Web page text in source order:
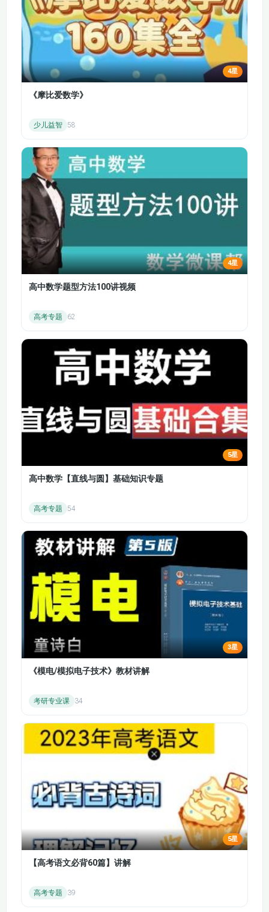
类（一）
类（一）
55·49.Agree or
Disagree题型
56·50.Disagree题型
57·51.G类写作书信
（一)(
58·52.G类写作书信
（二)(
61·55.大作文问题解
决类（一）
63·57.大作文问题解
决类（三）
64·58.大作文讨论类
（二）
65·59.大作文讨论类
（三）
（四）
67·61.大作文讨论类
（五）
68·62.大作文观点
69·63.大作文观点类
71·65.大作文观点类
（五）
72·66.大作文观点类
（六）
替换练习讲解找到同
替出答案
74·68.结课模考题2
76·70.考点词-同意替
77·71.匹配题问题整
讲解2
Heading题（一）
Heading题 (二)
Summary题逻辑关
系（一）
83·77.雅思阅读
Summary题逻辑关
系 (二)
84·78.雅思阅读之选
题（一）
87·81.雅思阅读填词
89·雅思听力词汇八
AvP
90·雅思阅读判断题
（一）AvP
91·雅思阅读判断题
AvP
92·语法课：itzAvP
主语或宾语AvP
94·语法课：Therebe
句型并列句介词AvP
95·语法课：被动语态
97·语法课：介词AvP
课程概述：课程分为多个阶段，涵盖词汇积累、语音
等多个方面。每节课都配有详细的讲解和练习，帮助
学员逐步提升英语综合应用能力。此外，课程还特别
设置了针对不同题型的专项训练，如听力地图题、填
空题、匹配题等，强化应试技巧。
4星
《摩比爱数学》
少儿益智 58
4星
高中数学题型方法100讲视频
高考专题 62
5星
高中数学【直线与圆】基础知识专题
高考专题 54
3星
《模电/模拟电子技术》教材讲解
考研专业课 34
5星
【高考语文必背60篇】讲解
高考专题 39